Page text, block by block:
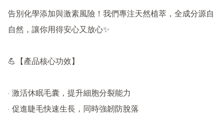
告別化學添加與激素風險！我們專注天然植萃，全成分源自
自然，讓你用得安心又放心✨
💪【產品核心功效】
· 激活休眠毛囊，提升細胞分裂能力
· 促進睫毛快速生長，同時強韌防脫落